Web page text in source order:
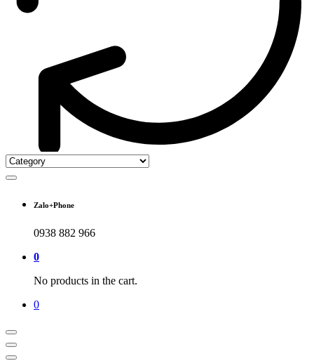
Zalo+Phone
0938 882 966
0
No products in the cart.
0